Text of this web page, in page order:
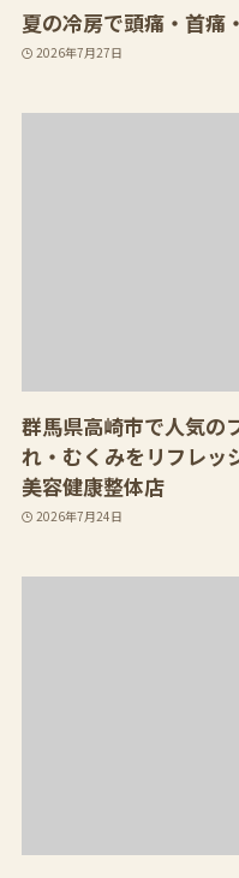
夏の冷房で頭痛・首痛
2026年7月27日
群馬県高崎市で人気の
れ・むくみをリフレッ
美容健康整体店
2026年7月24日